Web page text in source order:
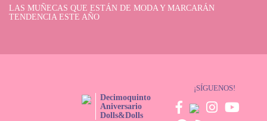
LAS MUÑECAS QUE ESTÁN DE MODA Y MARCARÁN
TENDENCIA ESTE AÑO
Decimoquinto
Aniversario
Dolls&Dolls
¡SÍGUENOS!